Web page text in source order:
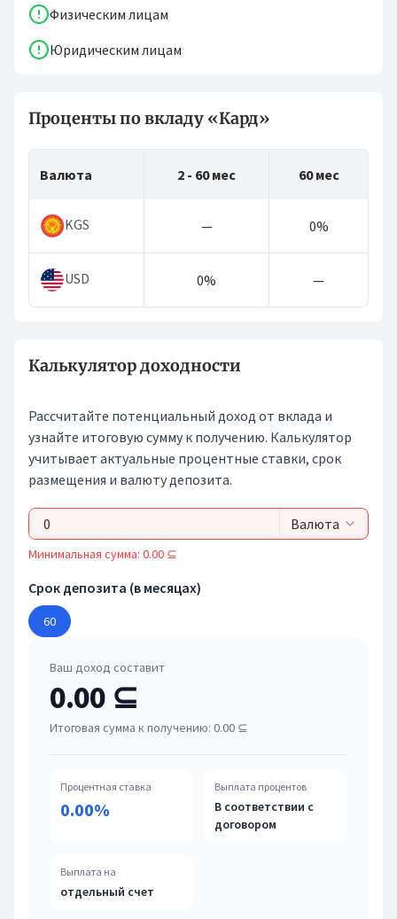
Физическим лицам
Юридическим лицам
Проценты по вкладу «Кард»
Валюта 2 - 60 мес 60 мес
KGS — 0%
USD 0% —
Калькулятор доходности
Рассчитайте потенциальный доход от вклада и
узнайте итоговую сумму к получению. Калькулятор
учитывает актуальные процентные ставки, срок
размещения и валюту депозита.
Валюта
Минимальная сумма: 0.00 ⊆
Срок депозита (в месяцах)
60
Ваш доход составит
0.00 ⊆
Итоговая сумма к получению: 0.00 ⊆
Процентная ставка
0.00%
Выплата процентов
В соответствии с
договором
Выплата на
отдельный счет